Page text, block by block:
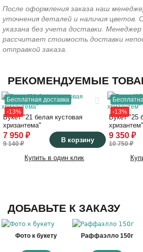
После оформления заказа наш
уточнения деталей и наличия цветов.
указана без учета доставки.
рассчитает стоимость доставки
отправкой заказа.
РЕКОМЕНДУЕМЫЕ
Бесплатная доставка
-13%
Букет "21 белая кустовая
хризантема"
7 950 ₽
9 140 ₽ В корзину
Купить в один клик
-13%
Букет "25
хризантем"
9 350 ₽
10 750 ₽
ДОБАВЬТЕ К ЗАКАЗУ
Фото к букету Раффаэлло 150г